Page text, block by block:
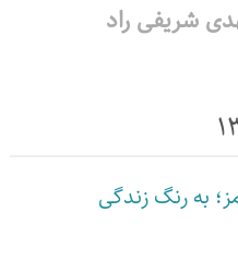
شریفی راد
به رنگ زندگی